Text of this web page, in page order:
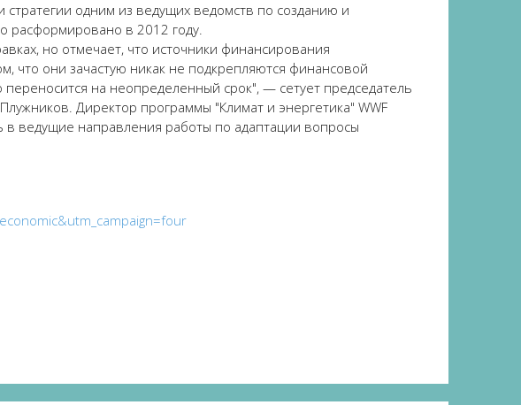
одним из ведущих ведомств по созданию и
расформировано в 2012 году.
но отмечает, что источники финансирования
они зачастую никак не подкрепляются финансовой
на неопределенный срок", — сетует председатель
Директор программы "Климат и энергетика" WWF
ведущие направления работы по адаптации вопросы